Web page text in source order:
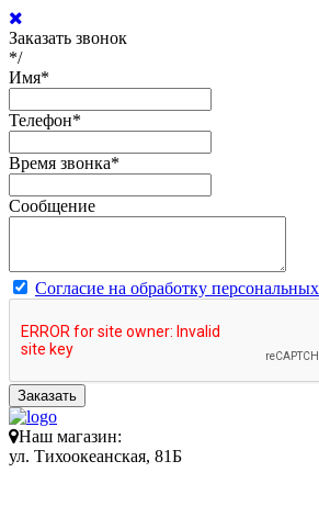
Заказать звонок
*/
Имя*
Телефон*
Время звонка*
Сообщение
Согласие на обработку
Заказать
Наш магазин:
ул. Тихоокеанская, 81Б